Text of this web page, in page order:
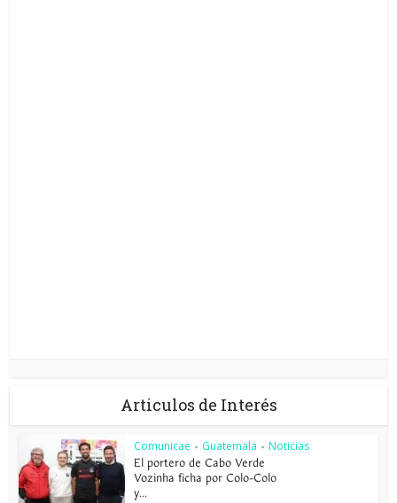
Articulos de Interés
Comunicae • Guatemala • Noticias
El portero de Cabo Verde
Vozinha ficha por Colo-Colo
y...